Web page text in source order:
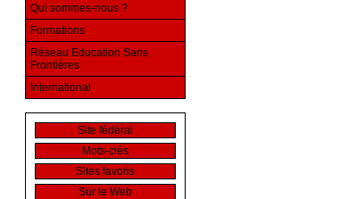
Qui sommes-nous ?
Formations
Réseau Education Sans
Frontières
International
Site fédéral
Mots-clés
Sites favoris
Sur le Web